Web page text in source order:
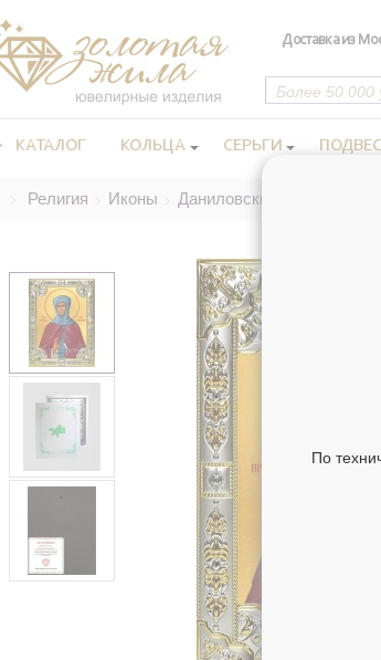
Доставка из
КАТАЛОГ КОЛЬЦА СЕРЬГИ
Религия Иконы Даниловские иконы в
По